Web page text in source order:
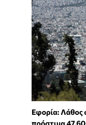
Εφορία: Λάθος
πρόστιμα